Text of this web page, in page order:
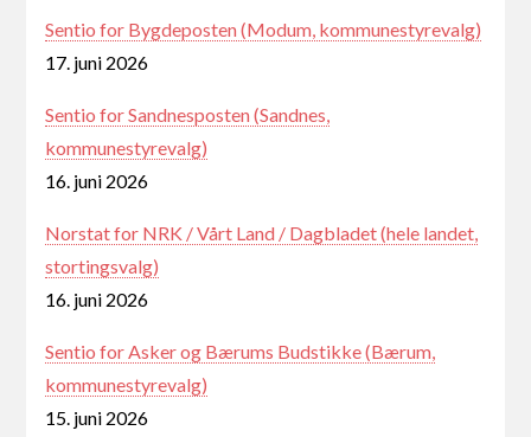
Sentio for Bygdeposten (Modum, kommunestyrevalg)
17. juni 2026
Sentio for Sandnesposten (Sandnes,
kommunestyrevalg)
16. juni 2026
Norstat for NRK / Vårt Land / Dagbladet (hele landet,
stortingsvalg)
16. juni 2026
Sentio for Asker og Bærums Budstikke (Bærum,
kommunestyrevalg)
15. juni 2026